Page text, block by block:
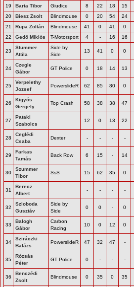
19
Barta Tibor Giudice 8 22 18 15
20
Biesz Zsolt Blindmouse 0 20 54 24
21
Rupa Zoltán Blindmouse 41 0 41 0
22
Gedő Miklós T-Motorsport 4 - 16 16
23
Stummer
Attila
Side by
Side
13 41 0 0
24
Czegle
Gábor
GT Police 0 18 14 13
25
Verpelethy
Jozsef
PowerslideR 62 85 80 0
26
Kigyós
Gergely
Top Crash 58 38 38 47
27
Pataki
Szabolcs
12 0 13 22
28
Ceglédi
Csaba
Dexter - - - -
29
Farkas
Tamás
Back Row 6 15 - 14
30
Szummer
Tibor
SsS 15 62 35 0
31
Berecz
Albert
- - - -
32
Szloboda
Gusztáv
Side by
Side
0 0 - 0
33
Balogh
Gábor
Carbon
Racing
10 0 12 0
34
Sziráczki
Balázs
PowerslideR 47 32 47 -
35
Rózsás
Péter
GT Police 0 - - -
36
Benczédi
Zsolt
Blindmouse 0 35 0 35